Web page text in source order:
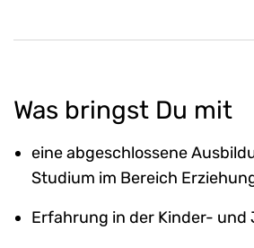
Was bringst Du mit
eine abgeschlossene
Studium im Bereich
Erfahrung in der Kinder- und